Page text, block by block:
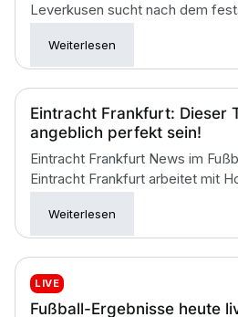
Leverkusen sucht nach dem
Weiterlesen
Eintracht Frankfurt: Dieser
angeblich perfekt sein!
Eintracht Frankfurt News im
Eintracht Frankfurt arbeitet mit
Weiterlesen
LIVE
Fußball-Ergebnisse heute